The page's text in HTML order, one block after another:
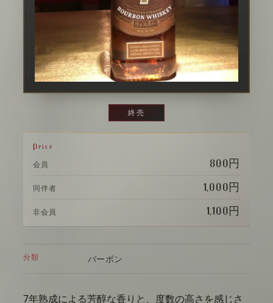
終売
Price
会員 800円
同伴者 1,000円
非会員 1,100円
分類 バーボン
7年熟成による芳醇な香りと、度数の高さを感じさ